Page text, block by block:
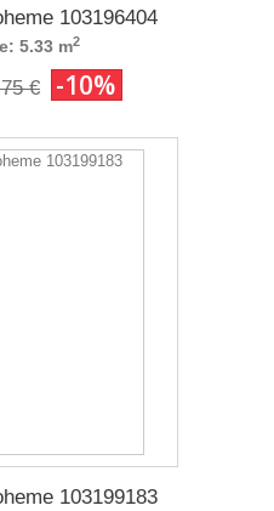
103196404
5.33 m2
€ -10%
103199183